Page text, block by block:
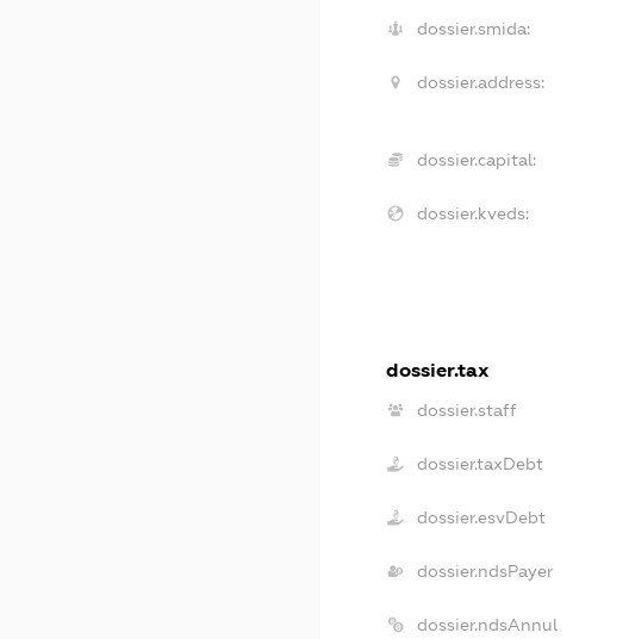
dossier.smida:
dossier.address:
dossier.capital:
dossier.kveds:
dossier.tax
dossier.staff
dossier.taxDebt
dossier.esvDebt
dossier.ndsPayer
dossier.ndsAnnul